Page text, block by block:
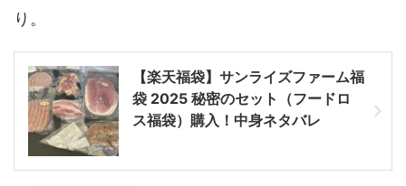
り。
【楽天福袋】サンライズファーム福
袋 2025 秘密のセット（フードロ
ス福袋）購入！中身ネタバレ